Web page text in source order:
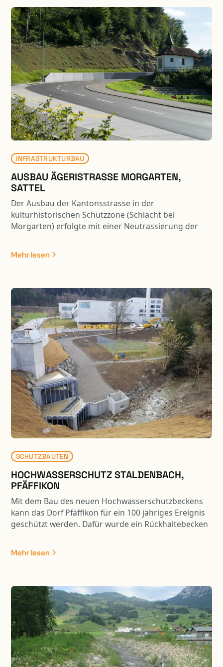
INFRASTRUKTURBAU
AUSBAU ÄGERISTRASSE MORGARTEN,
SATTEL
Der Ausbau der Kantonsstrasse in der
kulturhistorischen Schutzzone (Schlacht bei
Morgarten) erfolgte mit einer Neutrassierung der
kurvigen und steilen Gelände, konnte eine
normkonforme Strassenführung erreicht werden.
Verhältnis zu bringen. Durch die Trasseverbreiterung
ergaben sich auf der Hangseite Stützmauern,
Felsabträge und Hangstabilisierungsmassnahmen.
Die diversen Stützbauwerke sind teilweise auf Pfählen
fundiert.
Mehr lesen
SCHUTZBAUTEN
HOCHWASSERSCHUTZ STALDENBACH,
PFÄFFIKON
Mit dem Bau des neuen Hochwasserschutzbeckens
kann das Dorf Pfäffikon für ein 100 jähriges Ereignis
geschützt werden. Dafür wurde ein Rückhaltebecken
Dank der „Mitbenützung“ der Weidstrasse als Damm
ist der Eingriff in die Landschaft erträglich. Durch die
aufgewertet.
Mehr lesen